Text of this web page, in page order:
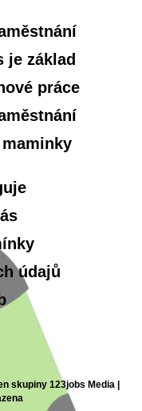
je základ
práce
údajů
skupiny 123jobs Media |